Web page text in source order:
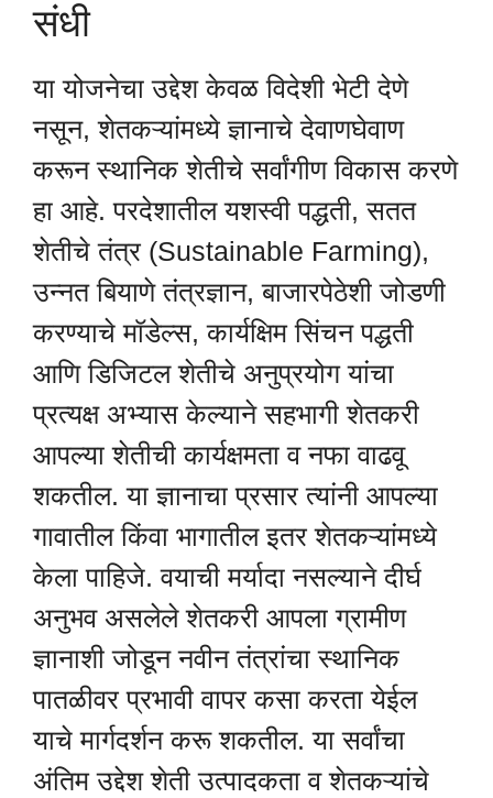
संधी
या योजनेचा उद्देश केवळ विदेशी भेटी देणे
नसून, शेतकऱ्यांमध्ये ज्ञानाचे देवाणघेवाण
करून स्थानिक शेतीचे सर्वांगीण विकास करणे
हा आहे. परदेशातील यशस्वी पद्धती, सतत
शेतीचे तंत्र (Sustainable Farming),
उन्नत बियाणे तंत्रज्ञान, बाजारपेठेशी जोडणी
करण्याचे मॉडेल्स, कार्यक्षिम सिंचन पद्धती
आणि डिजिटल शेतीचे अनुप्रयोग यांचा
प्रत्यक्ष अभ्यास केल्याने सहभागी शेतकरी
आपल्या शेतीची कार्यक्षमता व नफा वाढवू
शकतील. या ज्ञानाचा प्रसार त्यांनी आपल्या
गावातील किंवा भागातील इतर शेतकऱ्यांमध्ये
केला पाहिजे. वयाची मर्यादा नसल्याने दीर्घ
अनुभव असलेले शेतकरी आपला ग्रामीण
ज्ञानाशी जोडून नवीन तंत्रांचा स्थानिक
पातळीवर प्रभावी वापर कसा करता येईल
याचे मार्गदर्शन करू शकतील. या सर्वांचा
अंतिम उद्देश शेती उत्पादकता व शेतकऱ्यांचे